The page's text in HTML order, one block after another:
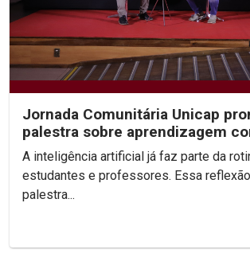
Jornada Comunitária Unicap
palestra sobre aprendizagem
A inteligência artificial já faz parte da
estudantes e professores. Essa
palestra...